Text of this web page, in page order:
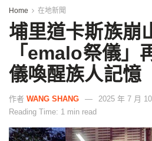
Home 在地新聞
埔里道卡斯族崩
「emalo祭儀」
儀喚醒族人記憶
作者 WANG SHANG
2025 年 7 月
Reading Time: 1 min read